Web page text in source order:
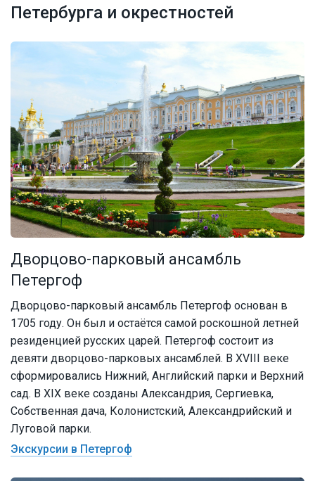
Петербурга и окрестностей
Дворцово-парковый ансамбль
Петергоф
Дворцово-парковый ансамбль Петергоф основан в
1705 году. Он был и остаётся самой роскошной летней
резиденцией русских царей. Петергоф состоит из
девяти дворцово-парковых ансамблей. В XVIII веке
сформировались Нижний, Английский парки и Верхний
сад. В XIX веке созданы Александрия, Сергиевка,
Собственная дача, Колонистский, Александрийский и
Луговой парки.
Экскурсии в Петергоф